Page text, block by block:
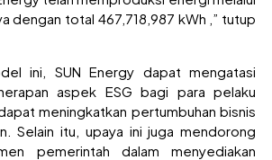
dengan total 467,718,987 kWh ,” tutup
ini, SUN Energy dapat mengatasi
aspek ESG bagi para pelaku
meningkatkan pertumbuhan bisnis
Selain itu, upaya ini juga mendorong
pemerintah dalam menyediakan